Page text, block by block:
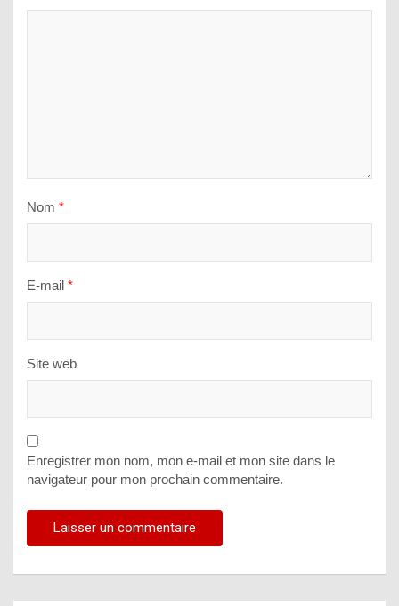
Nom *
E-mail *
Site web
Enregistrer mon nom, mon e-mail et mon site dans le
navigateur pour mon prochain commentaire.